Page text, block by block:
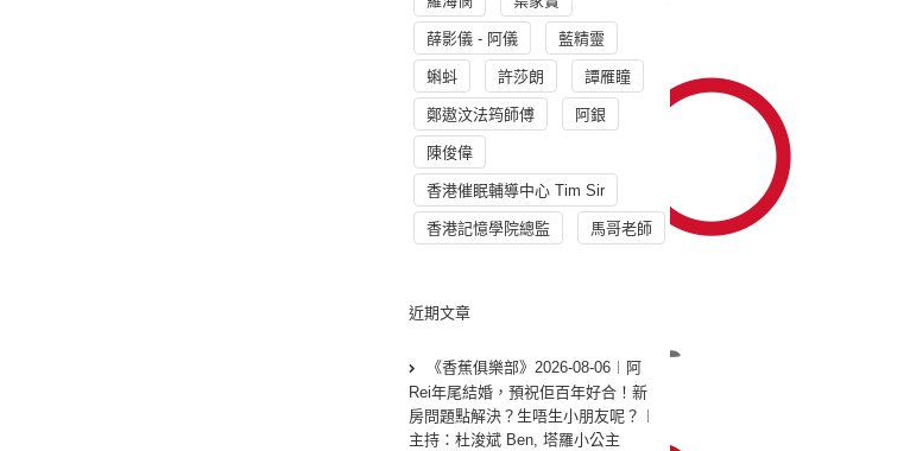
薛影儀 - 阿儀 藍精靈
蝌蚪 許莎朗 譚雁瞳
鄭遨汶法筠師傅 阿銀
陳俊偉
香港催眠輔導中心 Tim Sir
香港記憶學院總監 馬哥老師
近期文章
《香蕉俱樂部》2026-08-06︱阿
Rei年尾結婚，預祝佢百年好合！新
房問題點解決？生唔生小朋友呢？︱
主持：杜浚斌 Ben, 塔羅小公主